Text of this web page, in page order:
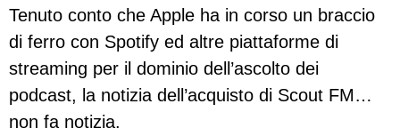
Tenuto conto che Apple ha in corso un braccio
di ferro con Spotify ed altre piattaforme di
streaming per il dominio dell’ascolto dei
podcast, la notizia dell’acquisto di Scout FM…
non fa notizia.